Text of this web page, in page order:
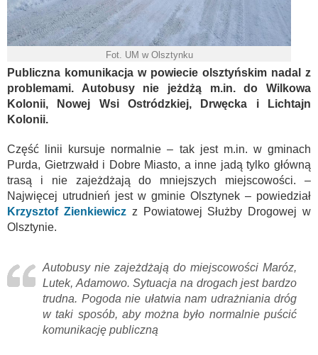
Fot. UM w Olsztynku
Publiczna komunikacja w powiecie olsztyńskim nadal z
problemami. Autobusy nie jeżdżą m.in. do Wilkowa
Kolonii, Nowej Wsi Ostródzkiej, Drwęcka i Lichtajn
Kolonii.
Część linii kursuje normalnie – tak jest m.in. w gminach
Purda, Gietrzwałd i Dobre Miasto, a inne jadą tylko główną
trasą i nie zajeżdżają do mniejszych miejscowości. –
Najwięcej utrudnień jest w gminie Olsztynek – powiedział
Krzysztof Zienkiewiczz Powiatowej Służby Drogowej w
Olsztynie.
Autobusy nie zajeżdżają do miejscowości Maróz,
Lutek, Adamowo. Sytuacja na drogach jest bardzo
trudna. Pogoda nie ułatwia nam udrażniania dróg
w taki sposób, aby można było normalnie puścić
komunikację publiczną